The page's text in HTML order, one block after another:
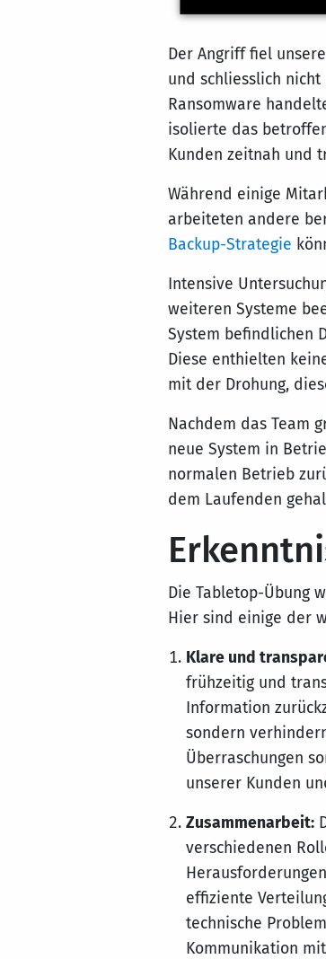
Der Angriff fiel
und schliesslich nicht
Ransomware
isolierte das
Kunden zeitnah und
Während einige
arbeiteten andere
Backup-Strategie
Intensive
weiteren Systeme
System befindlichen
Diese enthielten
mit der Drohung,
Nachdem das Team
neue System in
normalen Betrieb
dem Laufenden
Die Tabletop-Übung
Hier sind einige der
Klare und
frühzeitig und
Information
sondern
Überraschungen
unserer Kunden
Zusammenarbeit:
verschiedenen
effiziente
technische
Kommunikation